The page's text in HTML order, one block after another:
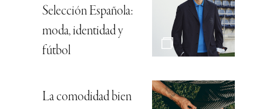
Selección Española:
moda, identidad y
fútbol
La comodidad bien